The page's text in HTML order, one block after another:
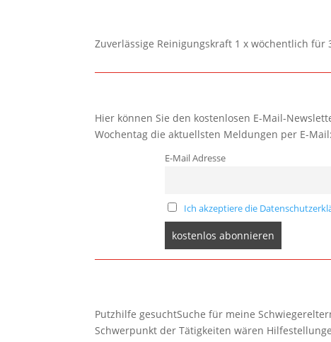
Zuverlässige Reinigungskraft 1 x wöchentlich für
Hier können Sie den kostenlosen E-Mail-
Wochentag die aktuellsten Meldungen per E-Mail:
E-Mail Adresse
Ich akzeptiere die
Putzhilfe gesuchtSuche für meine
Schwerpunkt der Tätigkeiten wären